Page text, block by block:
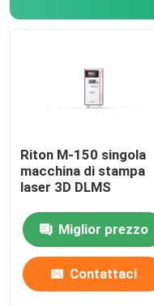
stampante di titanio
Macchina per
Macchina per
Macchina per
Riton M-150 singola
macchina di stampa
laser 3D DLMS
Miglior prezzo
Contattaci